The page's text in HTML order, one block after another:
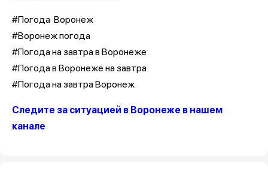
#Погода Воронеж
#Воронеж погода
#Погода на завтра в Воронеже
#Погода в Воронеже на завтра
#Погода на завтра Воронеж
Следите за ситуацией в Воронеже в нашем
канале